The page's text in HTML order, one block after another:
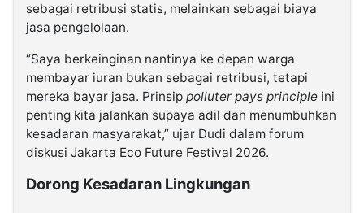
sebagai retribusi statis, melainkan sebagai biaya
jasa pengelolaan.
“Saya berkeinginan nantinya ke depan warga
membayar iuran bukan sebagai retribusi, tetapi
mereka bayar jasa. Prinsip polluter pays principle ini
penting kita jalankan supaya adil dan menumbuhkan
kesadaran masyarakat,” ujar Dudi dalam forum
diskusi Jakarta Eco Future Festival 2026.
Dorong Kesadaran Lingkungan